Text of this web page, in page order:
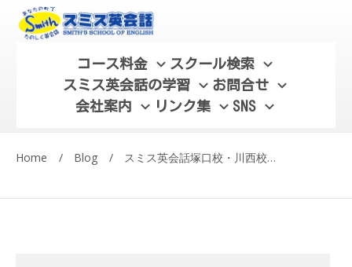
コース料金
スクール検索
スミス英会話の学習
お問合せ
会社案内
リンク集 SNS
Home / Blog / スミス英会話塚口校・川西校ブログ/ 尼崎市塚口の新居に引っ越しました！